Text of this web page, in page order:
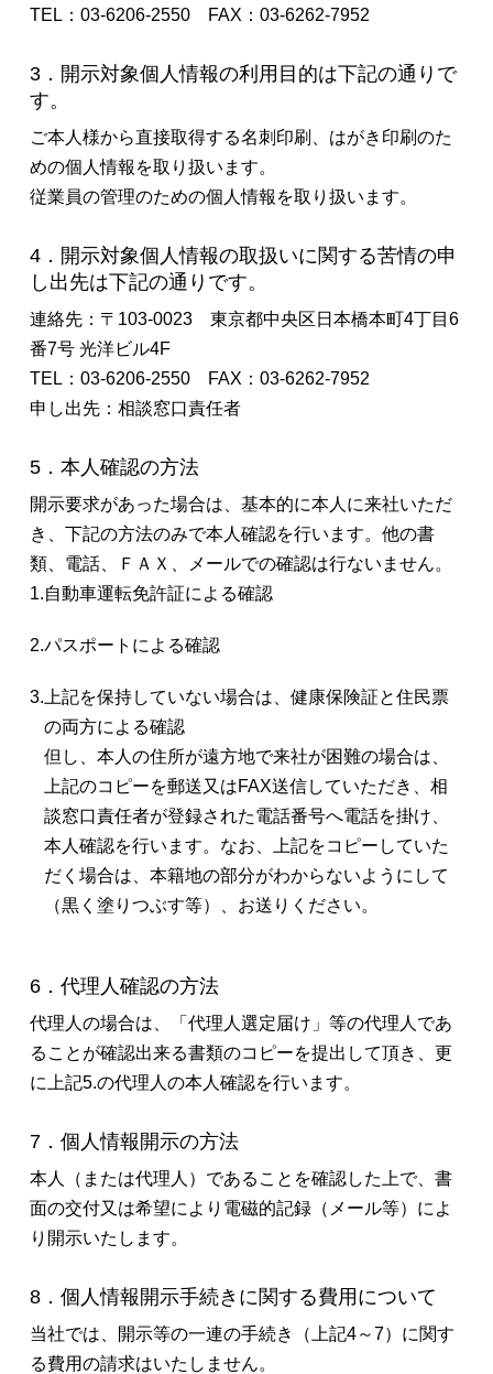
TEL：03-6206-2550 FAX：03-6262-7952
3．開示対象個人情報の利用目的は下記の通りで
す。
ご本人様から直接取得する名刺印刷、はがき印刷のた
めの個人情報を取り扱います。
従業員の管理のための個人情報を取り扱います。
4．開示対象個人情報の取扱いに関する苦情の申
し出先は下記の通りです。
連絡先：〒103-0023 東京都中央区日本橋本町4丁目6
番7号 光洋ビル4F
TEL：03-6206-2550 FAX：03-6262-7952
申し出先：相談窓口責任者
5．本人確認の方法
開示要求があった場合は、基本的に本人に来社いただ
き、下記の方法のみで本人確認を行います。他の書
類、電話、ＦＡＸ、メールでの確認は行ないません。
1.自動車運転免許証による確認
2.パスポートによる確認
3. 上記を保持していない場合は、健康保険証と住民票
の両方による確認
但し、本人の住所が遠方地で来社が困難の場合は、
上記のコピーを郵送又はFAX送信していただき、相
談窓口責任者が登録された電話番号へ電話を掛け、
本人確認を行います。なお、上記をコピーしていた
だく場合は、本籍地の部分がわからないようにして
（黒く塗りつぶす等）、お送りください。
6．代理人確認の方法
代理人の場合は、「代理人選定届け」等の代理人であ
ることが確認出来る書類のコピーを提出して頂き、更
に上記5.の代理人の本人確認を行います。
7．個人情報開示の方法
本人（または代理人）であることを確認した上で、書
面の交付又は希望により電磁的記録（メール等）によ
り開示いたします。
8．個人情報開示手続きに関する費用について
当社では、開示等の一連の手続き（上記4～7）に関す
る費用の請求はいたしません。